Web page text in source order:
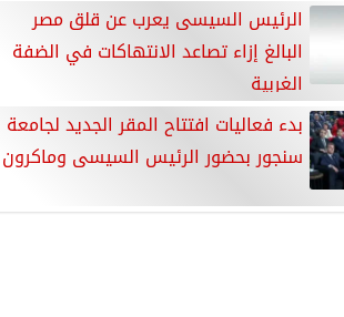
الرئيس السيسى يعرب عن قلق مصر
البالغ إزاء تصاعد الانتهاكات في الضفة
الغربية
بدء فعاليات افتتاح المقر الجديد لجامعة
سنجور بحضور الرئيس السيسى وماكرون